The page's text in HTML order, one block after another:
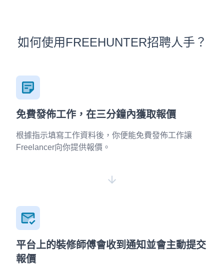
如何使用FREEHUNTER招聘人手？
免費發佈工作，在三分鐘內獲取報價
根據指示填寫工作資料後，你便能免費發佈工作讓
Freelancer向你提供報價。
平台上的裝修師傅會收到通知並會主動提交
報價